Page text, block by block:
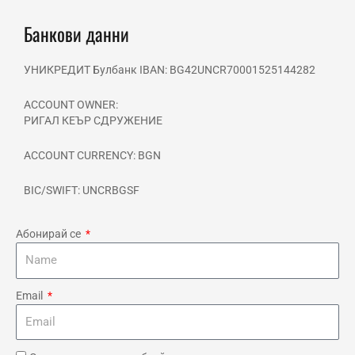
-
f
m
Банкови данни
УНИКРЕДИТ Булбанк IBAN: BG42UNCR70001525144282
ACCOUNT OWNER:
РИГАЛ КЕЪР СДРУЖЕНИЕ
ACCOUNT CURRENCY: BGN
BIC/SWIFT: UNCRBGSF
Абонирай се
Email